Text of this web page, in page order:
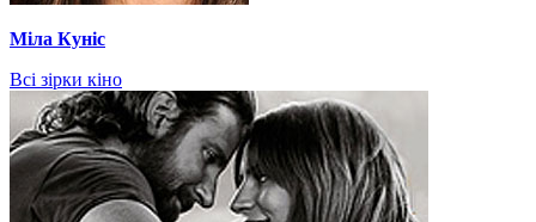
Міла Куніс
Всі зірки кіно